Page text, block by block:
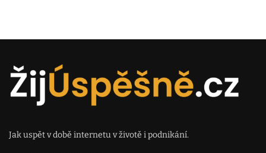
Jak uspět v době internetu v životě i podnikání.